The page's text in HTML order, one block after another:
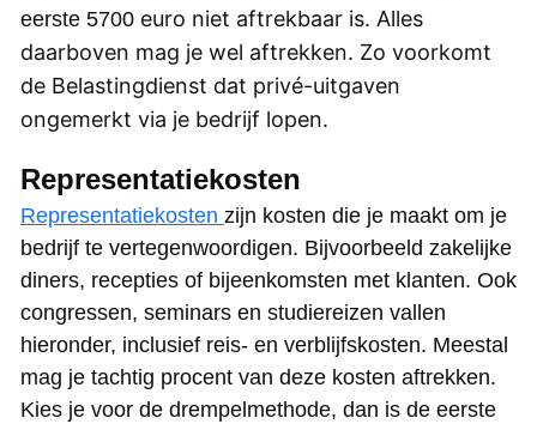
eerste 5700 euro niet aftrekbaar is. Alles
daarboven mag je wel aftrekken. Zo voorkomt
de Belastingdienst dat privé-uitgaven
ongemerkt via je bedrijf lopen.
Representatiekosten
Representatiekosten zijn kosten die je maakt om je
bedrijf te vertegenwoordigen. Bijvoorbeeld zakelijke
diners, recepties of bijeenkomsten met klanten. Ook
congressen, seminars en studiereizen vallen
hieronder, inclusief reis- en verblijfskosten. Meestal
mag je tachtig procent van deze kosten aftrekken.
Kies je voor de drempelmethode, dan is de eerste